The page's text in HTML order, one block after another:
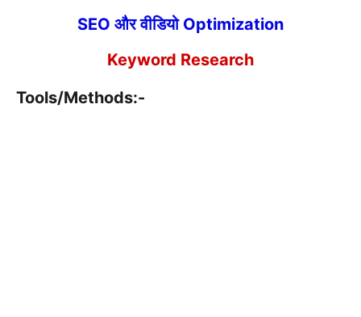
SEO और वीडियो Optimization
Keyword Research
Tools/Methods:-